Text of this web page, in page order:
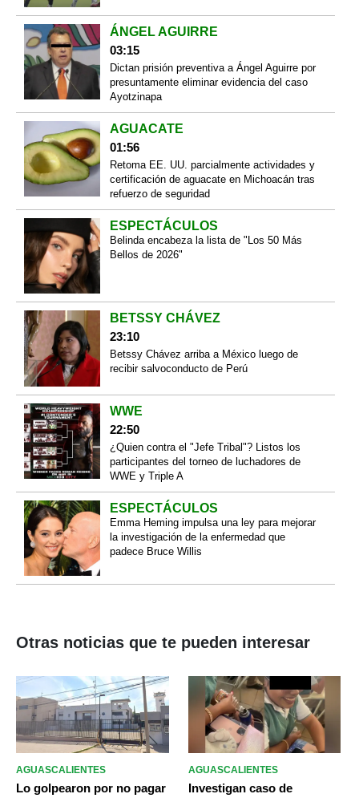
ÁNGEL AGUIRRE
03:15
Dictan prisión preventiva a Ángel Aguirre por
presuntamente eliminar evidencia del caso
Ayotzinapa
AGUACATE
01:56
Retoma EE. UU. parcialmente actividades y
certificación de aguacate en Michoacán tras
refuerzo de seguridad
ESPECTÁCULOS
Belinda encabeza la lista de "Los 50 Más
Bellos de 2026"
BETSSY CHÁVEZ
23:10
Betssy Chávez arriba a México luego de
recibir salvoconducto de Perú
WWE
22:50
¿Quien contra el "Jefe Tribal"? Listos los
participantes del torneo de luchadores de
WWE y Triple A
ESPECTÁCULOS
Emma Heming impulsa una ley para mejorar
la investigación de la enfermedad que
padece Bruce Willis
Otras noticias que te pueden interesar
AGUASCALIENTES
Lo golpearon por no pagar
AGUASCALIENTES
Investigan caso de